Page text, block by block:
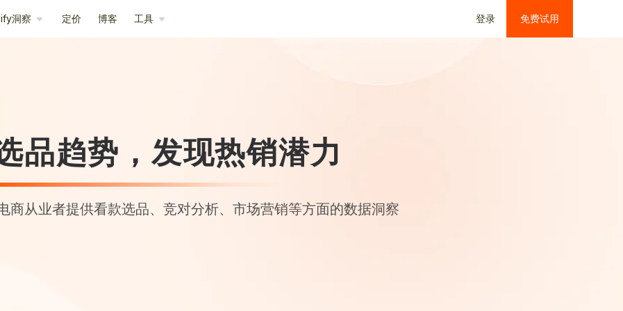
洞察 定价 博客 工具 登录 免费试用
品趋势，发现热销潜力
商从业者提供看款选品、竞对分析、市场营销等方面的数据洞察